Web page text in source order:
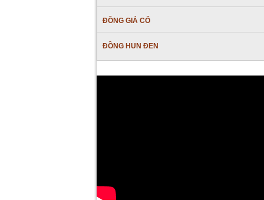
ĐỒNG GIẢ CỔ
ĐỒNG HUN ĐEN